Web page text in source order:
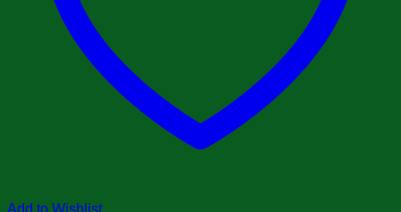
Add to Wishlist